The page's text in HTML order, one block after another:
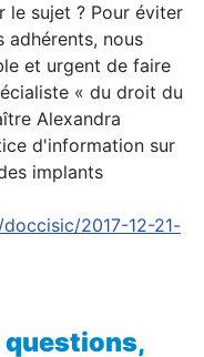
le sujet ? Pour éviter
adhérents, nous
et urgent de faire
« du droit du
Alexandra
d'information sur
implants
2017-12-21-
questions,